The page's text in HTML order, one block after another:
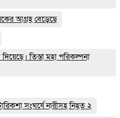
আগ্রহ বেড়েছে
তিস্তা মহা পরিকল্পনা
সংঘর্ষে নারীসহ নিহত ২